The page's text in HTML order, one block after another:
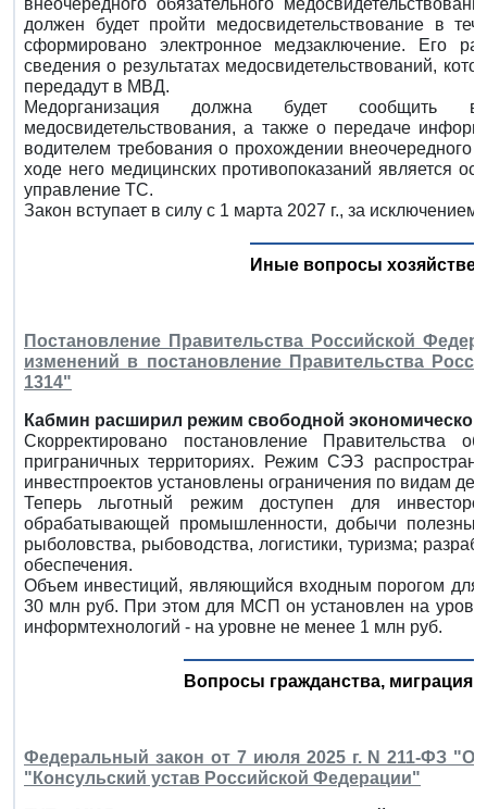
должен будет пройти медосвидетельствование в
сформировано электронное медзаключение. Его
сведения о результатах медосвидетельствований,
передадут в МВД.
Медорганизация должна будет сообщить
медосвидетельствования, а также о передаче
водителем требования о прохождении внеочередного
ходе него медицинских противопоказаний является
управление ТС.
Закон вступает в силу с 1 марта 2027 г., за
Иные вопросы
Постановление Правительства Российской
изменений в постановление Правительства
1314"
Кабмин расширил режим свободной
Скорректировано постановление Правительства
приграничных территориях. Режим СЭЗ
инвестпроектов установлены ограничения по видам
Теперь льготный режим доступен для
обрабатывающей промышленности, добычи полезных
рыболовства, рыбоводства, логистики, туризма;
обеспечения.
Объем инвестиций, являющийся входным порогом для
30 млн руб. При этом для МСП он установлен на
информтехнологий - на уровне не менее 1 млн руб.
Вопросы гражданства,
Федеральный закон от 7 июля 2025 г. N 211-ФЗ
"Консульский устав Российской Федерации"